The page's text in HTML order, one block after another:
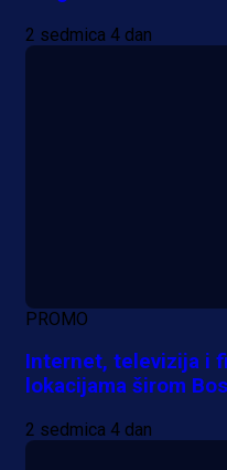
2 sedmica 4 dan
PROMO
Internet, televizija i
lokacijama širom
2 sedmica 4 dan